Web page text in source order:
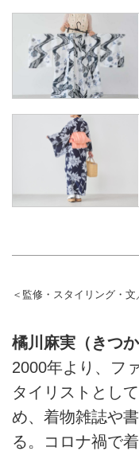
＜監修・スタイリング・
橘川麻実（きつか
2000年より、フ
タイリストとし
め、着物雑誌や
る。コロナ禍で